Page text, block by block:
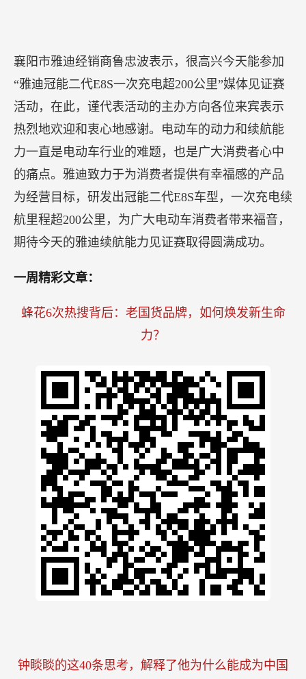
襄阳市雅迪经销商鲁忠波表示，很高兴今天能参加
“雅迪冠能二代E8S一次充电超200公里”媒体见证赛
热烈地欢迎和衷心地感谢。电动车的动力和续航能
力一直是电动车行业的难题，也是广大消费者心中
的痛点。雅迪致力于为消费者提供有幸福感的产品
航里程超200公里，为广大电动车消费者带来福音，
期待今天的雅迪续航能力见证赛取得圆满成功。
一周精彩文章：
蜂花6次热搜背后：老国货品牌，如何焕发新生命
力？